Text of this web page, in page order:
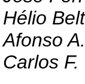
Hélio
Afonso
Carlos